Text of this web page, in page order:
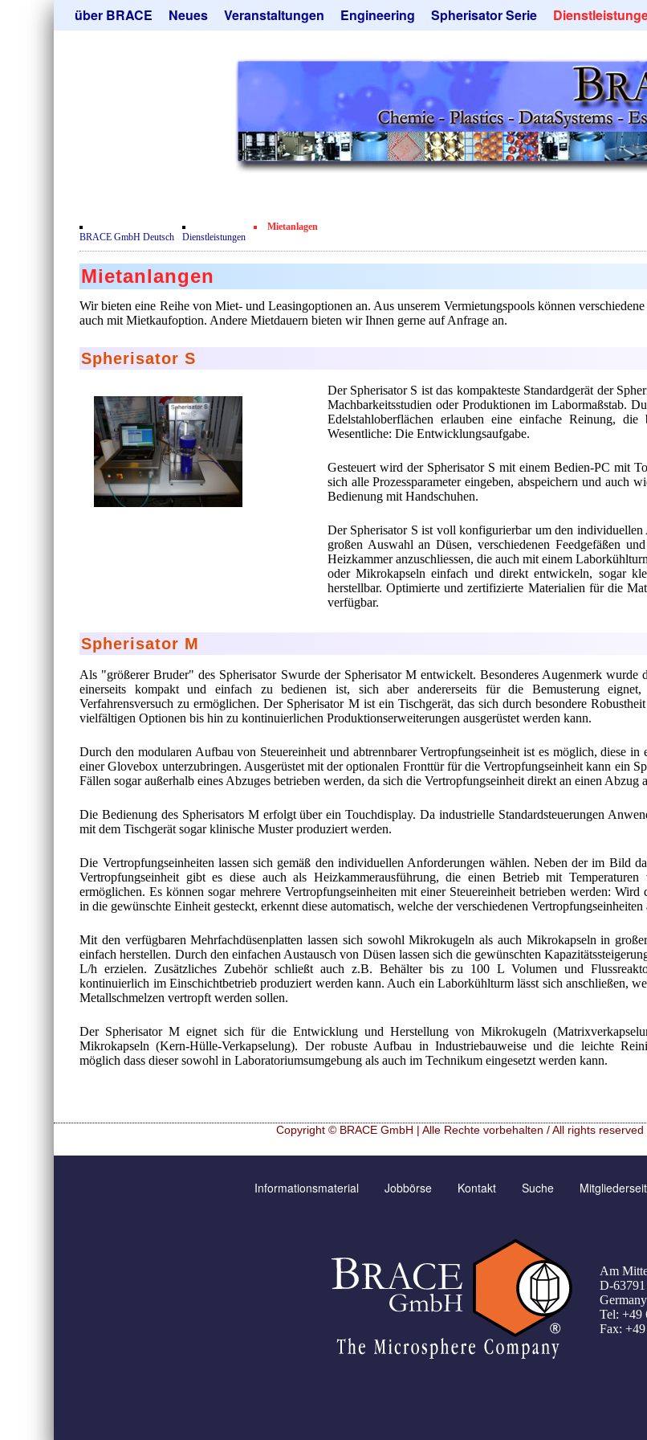
Navigation
überspringen
über BRACE
Kontakt
Neues Veranstaltungen Engineering
Heizkammern
Trockner
Sortieranlagen
Gebrauchte Maschinen - Angebote
Spherisator Serie
Pilotanlagen
Produktionsanlagen
Angebotsanfrage
Mikrokapseln
Lohnfertigung
BRACE GmbH Deutsch Dienstleistungen
Mietanlagen
Mietanlangen
Wir bieten eine Reihe von Miet- und Leasingoptionen an. Aus unserem Vermietungspools können
auch mit Mietkaufoption. Andere Mietdauern bieten wir Ihnen gerne auf Anfrage an.
Spherisator S
Der Spherisator S ist das kompakteste Standardgerät der
Machbarkeitsstudien oder Produktionen im Labormaßstab.
Edelstahloberflächen erlauben eine einfache Reinung,
Wesentliche: Die Entwicklungsaufgabe.
Gesteuert wird der Spherisator S mit einem Bedien-PC mit
sich alle Prozessparameter eingeben, abspeichern und auch
Bedienung mit Handschuhen.
Der Spherisator S ist voll konfigurierbar um den
großen Auswahl an Düsen, verschiedenen Feedgefäßen
Heizkammer anzuschliessen, die auch mit einem
oder Mikrokapseln einfach und direkt entwickeln, sogar
herstellbar. Optimierte und zertifizierte Materialien für die
verfügbar.
Spherisator M
Als "größerer Bruder" des Spherisator Swurde der Spherisator M entwickelt. Besonderes Augenmerk wurde
einerseits kompakt und einfach zu bedienen ist, sich aber andererseits für die Bemusterung
Verfahrensversuch zu ermöglichen. Der Spherisator M ist ein Tischgerät, das sich durch besondere
vielfältigen Optionen bis hin zu kontinuierlichen Produktionserweiterungen ausgerüstet werden kann.
Durch den modularen Aufbau von Steuereinheit und abtrennbarer Vertropfungseinheit ist es möglich, diese in
einer Glovebox unterzubringen. Ausgerüstet mit der optionalen Fronttür für die Vertropfungseinheit kann ein
Fällen sogar außerhalb eines Abzuges betrieben werden, da sich die Vertropfungseinheit direkt an einen Abzug
Die Bedienung des Spherisators M erfolgt über ein Touchdisplay. Da industrielle Standardsteuerungen
mit dem Tischgerät sogar klinische Muster produziert werden.
Die Vertropfungseinheiten lassen sich gemäß den individuellen Anforderungen wählen. Neben der im Bild
Vertropfungseinheit gibt es diese auch als Heizkammerausführung, die einen Betrieb mit
ermöglichen. Es können sogar mehrere Vertropfungseinheiten mit einer Steuereinheit betrieben werden: Wird
in die gewünschte Einheit gesteckt, erkennt diese automatisch, welche der verschiedenen Vertropfungseinheiten
Mit den verfügbaren Mehrfachdüsenplatten lassen sich sowohl Mikrokugeln als auch Mikrokapseln in
einfach herstellen. Durch den einfachen Austausch von Düsen lassen sich die gewünschten
L/h erzielen. Zusätzliches Zubehör schließt auch z.B. Behälter bis zu 100 L Volumen und
kontinuierlich im Einschichtbetrieb produziert werden kann. Auch ein Laborkühlturm lässt sich anschließen,
Metallschmelzen vertropft werden sollen.
Der Spherisator M eignet sich für die Entwicklung und Herstellung von Mikrokugeln
Mikrokapseln (Kern-Hülle-Verkapselung). Der robuste Aufbau in Industriebauweise und die leichte
möglich dass dieser sowohl in Laboratoriumsumgebung als auch im Technikum eingesetzt werden kann.
Copyright © BRACE GmbH | Alle Rechte vorbehalten / All rights reserved
Informationsmaterial
Des microbilles de granulométrie précise
Fraunhofer UMSICHT Tage
Probiotics Encapsulation
Jobbörse Kontakt
Anfahrt
Registrierung
Suche
Am
D-
Germany
Tel: +49
Fax: